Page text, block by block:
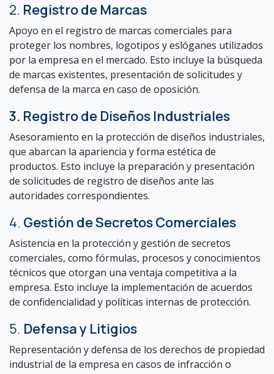
2. Registro de Marcas
Apoyo en el registro de marcas comerciales para
proteger los nombres, logotipos y eslóganes utilizados
por la empresa en el mercado. Esto incluye la búsqueda
de marcas existentes, presentación de solicitudes y
defensa de la marca en caso de oposición.
3. Registro de Diseños Industriales
Asesoramiento en la protección de diseños industriales,
que abarcan la apariencia y forma estética de
productos. Esto incluye la preparación y presentación
de solicitudes de registro de diseños ante las
autoridades correspondientes.
4. Gestión de Secretos Comerciales
Asistencia en la protección y gestión de secretos
comerciales, como fórmulas, procesos y conocimientos
técnicos que otorgan una ventaja competitiva a la
empresa. Esto incluye la implementación de acuerdos
de confidencialidad y políticas internas de protección.
5. Defensa y Litigios
Representación y defensa de los derechos de propiedad
industrial de la empresa en casos de infracción o